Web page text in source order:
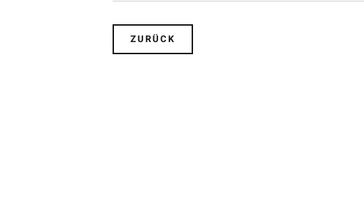
ZURÜCK